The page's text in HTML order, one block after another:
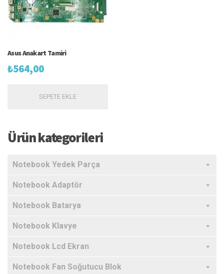
Asus Anakart Tamiri
₺564,00
SEPETE EKLE
Ürün kategorileri
Notebook Yedek Parça
Notebook Adaptör
Notebook Batarya
Notebook Klavye
Notebook Lcd Ekran
Notebook Fan Soğutucu Blok